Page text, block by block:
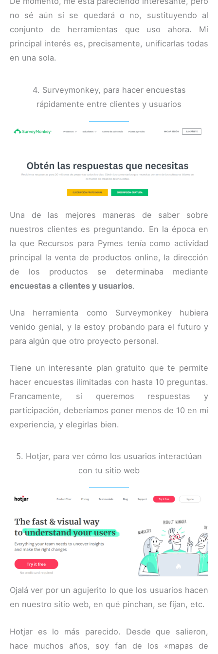
no sé aún si se quedará o no, sustituyendo al
conjunto de herramientas que uso ahora. Mi
principal interés es, precisamente, unificarlas todas
en una sola.
4. Surveymonkey, para hacer encuestas
rápidamente entre clientes y usuarios
Una de las mejores maneras de saber sobre
nuestros clientes es preguntando. En la época en
la que Recursos para Pymes tenía como actividad
principal la venta de productos online, la dirección
de los productos se determinaba mediante
encuestas a clientes y usuarios.
Una herramienta como Surveymonkey hubiera
venido genial, y la estoy probando para el futuro y
para algún que otro proyecto personal.
Tiene un interesante plan gratuito que te permite
hacer encuestas ilimitadas con hasta 10 preguntas.
Francamente, si queremos respuestas y
participación, deberíamos poner menos de 10 en mi
experiencia, y elegirlas bien.
5. Hotjar, para ver cómo los usuarios interactúan
con tu sitio web
Ojalá ver por un agujerito lo que los usuarios hacen
en nuestro sitio web, en qué pinchan, se fijan, etc.
Hotjar es lo más parecido. Desde que salieron,
hace muchos años, soy fan de los «mapas de